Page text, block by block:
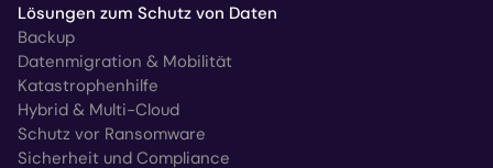
Lösungen zum Schutz von Daten
Backup
Datenmigration & Mobilität
Katastrophenhilfe
Hybrid & Multi-Cloud
Schutz vor Ransomware
Sicherheit und Compliance